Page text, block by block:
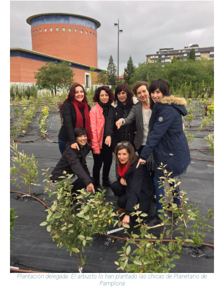
Plantación delegada. El arbusto lo han plantado las chicas de Planetario de
Pamplona